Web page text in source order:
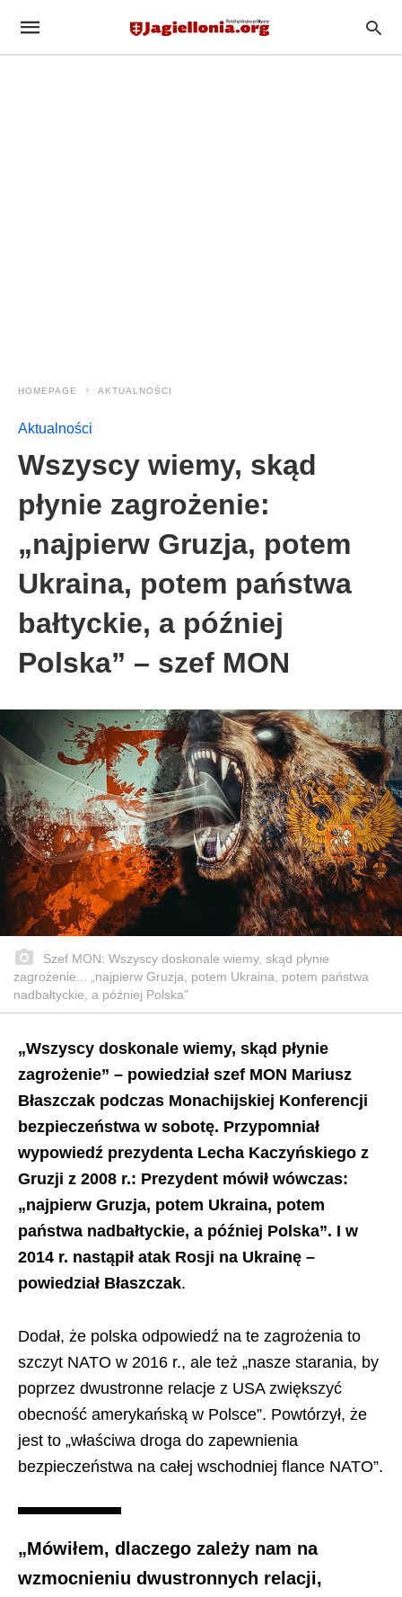
HOMEPAGE AKTUALNOŚCI
Aktualności
Wszyscy wiemy, skąd
płynie zagrożenie:
„najpierw Gruzja, potem
Ukraina, potem państwa
bałtyckie, a później
Polska” – szef MON
Szef MON: Wszyscy doskonale wiemy, skąd płynie
zagrożenie... „najpierw Gruzja, potem Ukraina, potem państwa
nadbałtyckie, a później Polska”
„Wszyscy doskonale wiemy, skąd płynie
zagrożenie” – powiedział szef MON Mariusz
Błaszczak podczas Monachijskiej Konferencji
bezpieczeństwa w sobotę. Przypomniał
wypowiedź prezydenta Lecha Kaczyńskiego z
Gruzji z 2008 r.: Prezydent mówił wówczas:
„najpierw Gruzja, potem Ukraina, potem
państwa nadbałtyckie, a później Polska”. I w
2014 r. nastąpił atak Rosji na Ukrainę –
powiedział Błaszczak.
Dodał, że polska odpowiedź na te zagrożenia to
szczyt NATO w 2016 r., ale też „nasze starania, by
poprzez dwustronne relacje z USA zwiększyć
obecność amerykańską w Polsce”. Powtórzył, że
jest to „właściwa droga do zapewnienia
bezpieczeństwa na całej wschodniej flance NATO”.
„Mówiłem, dlaczego zależy nam na
wzmocnieniu dwustronnych relacji,